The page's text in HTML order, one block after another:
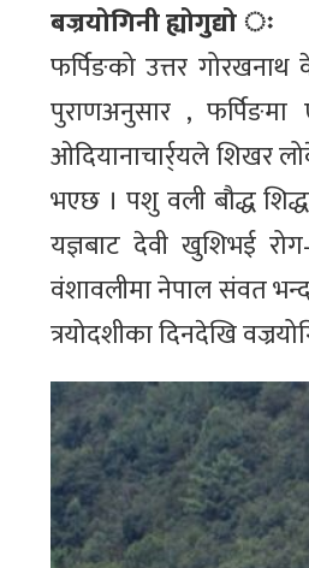
बज्रयोगिनी ह्योगुद्यो ः
फर्पिङको उत्तर गोरखनाथ
पुराणअनुसार ,
ओदियानाचार्र्यले शिखर
भएछ । पशु वली बौद्ध
यज्ञबाट देवी खुशिभई
वंशावलीमा नेपाल संवत
त्रयोदशीका दिनदेखि